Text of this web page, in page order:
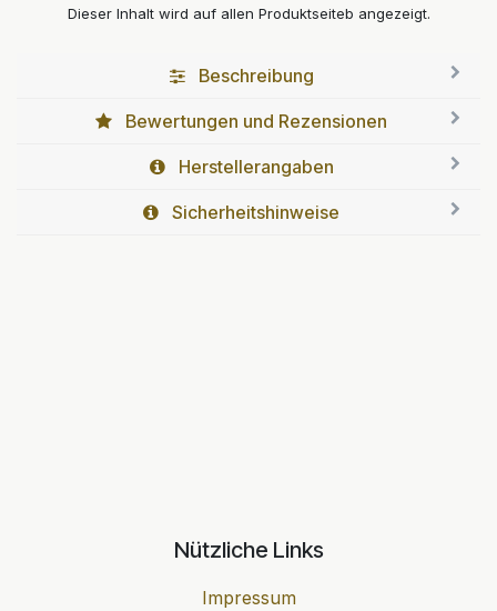
Dieser Inhalt wird auf allen Produktseiteb angezeigt.
Beschreibung
Bewertungen und Rezensionen
Herstellerangaben
Sicherheitshinweise
Nützliche Links
Impressum